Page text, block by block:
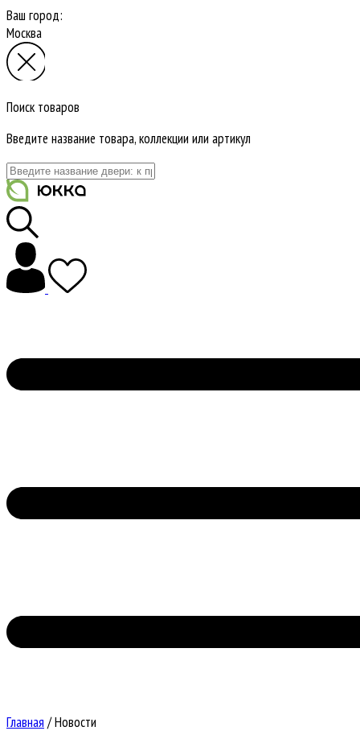
Ваш город:
Москва
Поиск товаров
Введите название товара, коллекции или артикул
Главная /Новости